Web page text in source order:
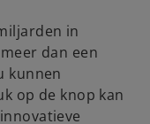
in
dan een
kunnen
op de knop kan